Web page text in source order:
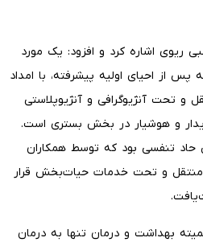
ریوی اشاره کرد و افزود: یک مورد
از احیای اولیه پیشرفته، با امداد
و تحت آنژیوگرافی و آنژیوپلاستی
و هوشیار در بخش بستری است.
حاد تنفسی بود که توسط همکاران
منتقل و تحت خدمات حیات‌بخش قرار
بهداشت و درمان تنها به درمان